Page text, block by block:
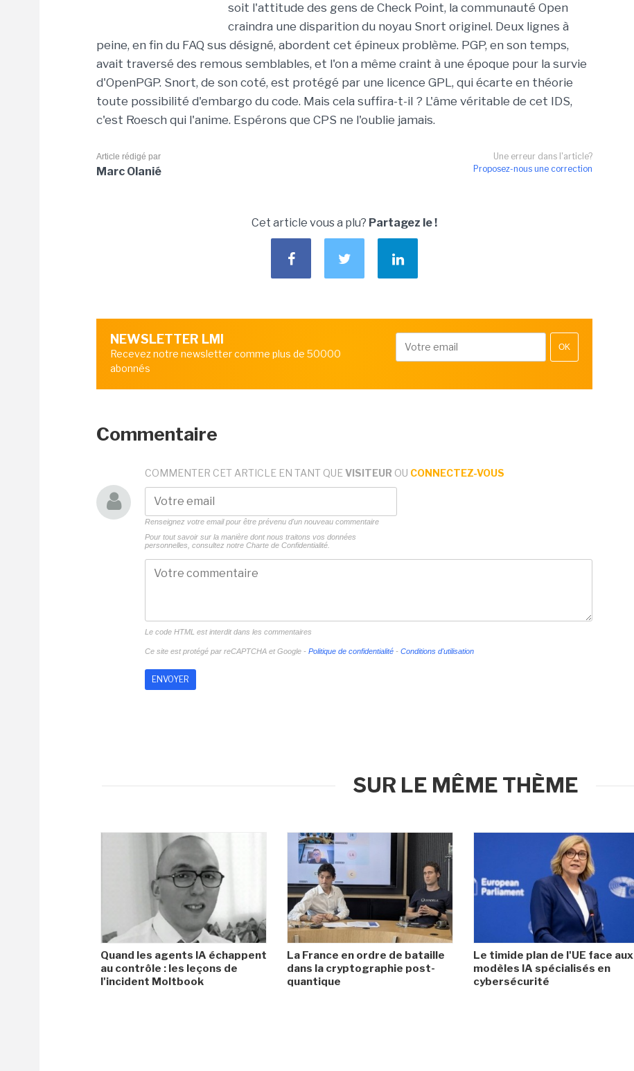
soit l'attitude des gens de Check Point, la communauté Open
craindra une disparition du noyau Snort originel. Deux lignes à
peine, en fin du FAQ sus désigné, abordent cet épineux problème. PGP, en son temps,
avait traversé des remous semblables, et l'on a même craint à une époque pour la survie
d'OpenPGP. Snort, de son coté, est protégé par une licence GPL, qui écarte en théorie
toute possibilité d'embargo du code. Mais cela suffira-t-il ? L'âme véritable de cet IDS,
c'est Roesch qui l'anime. Espérons que CPS ne l'oublie jamais.
Une erreur dans l'article?
Proposez-nous une correction
Article rédigé par
Marc Olanié
Cet article vous a plu? Partagez le !
NEWSLETTER LMI
Recevez notre newsletter comme plus de 50000
abonnés
OK
Commentaire
COMMENTER CET ARTICLE EN TANT QUE VISITEUR OU CONNECTEZ-VOUS
Renseignez votre email pour être prévenu d'un nouveau commentaire
Pour tout savoir sur la manière dont nous traitons vos données
personnelles, consultez notre Charte de Confidentialité.
Le code HTML est interdit dans les commentaires
Ce site est protégé par reCAPTCHA et Google - Politique de confidentialité - Conditions d'utilisation
SUR LE MÊME THÈME
Quand les agents IA échappent
au contrôle : les leçons de
l'incident Moltbook
La France en ordre de bataille
dans la cryptographie post-
quantique
Le timide plan de l'UE face aux
modèles IA spécialisés en
cybersécurité